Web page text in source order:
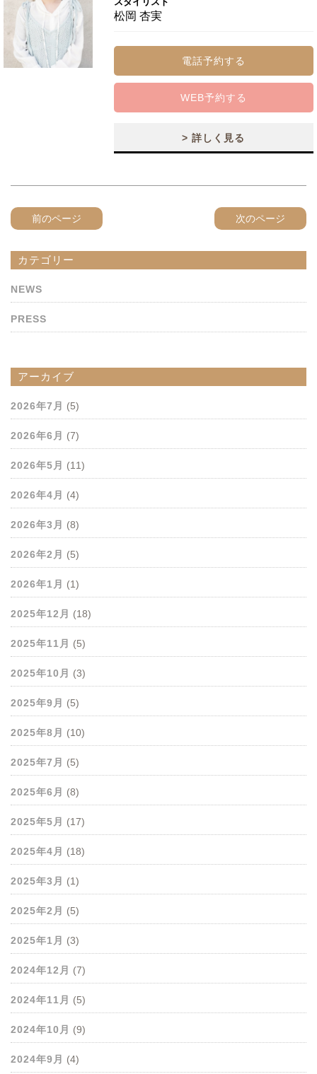
松岡 杏実
電話予約する
WEB予約する
> 詳しく見る
前のページ 次のページ
カテゴリー
NEWS
PRESS
アーカイブ
2026年7月 (5)
2026年6月 (7)
2026年5月 (11)
2026年4月 (4)
2026年3月 (8)
2026年2月 (5)
2026年1月 (1)
2025年12月 (18)
2025年11月 (5)
2025年10月 (3)
2025年9月 (5)
2025年8月 (10)
2025年7月 (5)
2025年6月 (8)
2025年5月 (17)
2025年4月 (18)
2025年3月 (1)
2025年2月 (5)
2025年1月 (3)
2024年12月 (7)
2024年11月 (5)
2024年10月 (9)
2024年9月 (4)